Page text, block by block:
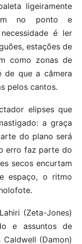
ligeiramente
no ponto e
é ler
estações de
como zonas de
de que a câmera
pelos cantos.
elipses que
a graça
do plano será
erro faz parte do
secos encurtam
espaço, o ritmo
(Zeta-Jones)
e assuntos de
(Damon)